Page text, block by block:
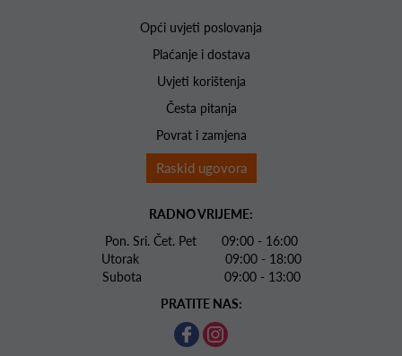
Opći uvjeti poslovanja
Plaćanje i dostava
Uvjeti korištenja
Česta pitanja
Povrat i zamjena
Raskid ugovora
RADNO VRIJEME:
Pon. Sri. Čet. Pet 09:00 - 16:00
Utorak 09:00 - 18:00
Subota 09:00 - 13:00
PRATITE NAS: